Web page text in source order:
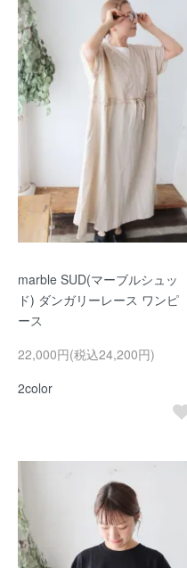
marble SUD(マーブルシュッ
ド) ダンガリーレース ワンピ
ース
22,000円(税込24,200円)
2color